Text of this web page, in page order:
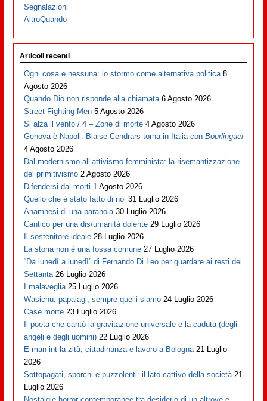
Segnalazioni
AltroQuando
Articoli recenti
Ogni cosa e nessuna: lo stormo come alternativa politica 8
Agosto 2026
Quando Dio non risponde alla chiamata 6 Agosto 2026
Street Fighting Men 5 Agosto 2026
Si alza il vento / 4 – Zone di morte 4 Agosto 2026
Genova è Napoli: Blaise Cendrars torna in Italia conBourlinguer
4 Agosto 2026
Dal modernismo all’attivismo femminista: la risemantizzazione
del primitivismo 2 Agosto 2026
Difendersi dai morti 1 Agosto 2026
Quello che è stato fatto di noi 31 Luglio 2026
Anamnesi di una paranoia 30 Luglio 2026
Cantico per una dis/umanità dolente 29 Luglio 2026
Il sostenitore ideale 28 Luglio 2026
La storia non è una fossa comune 27 Luglio 2026
“Da lunedì a lunedì” di Fernando Di Leo per guardare ai resti dei
Settanta 26 Luglio 2026
I malaveglia 25 Luglio 2026
Wasichu, papalagi, sempre quelli siamo 24 Luglio 2026
Case morte 23 Luglio 2026
Il poeta che cantò la gravitazione universale e la caduta (degli
angeli e degli uomini) 22 Luglio 2026
E man int la zità, cittadinanza e lavoro a Bologna 21 Luglio
2026
Sottopagati, sporchi e puzzolenti: il lato cattivo della società 21
Luglio 2026